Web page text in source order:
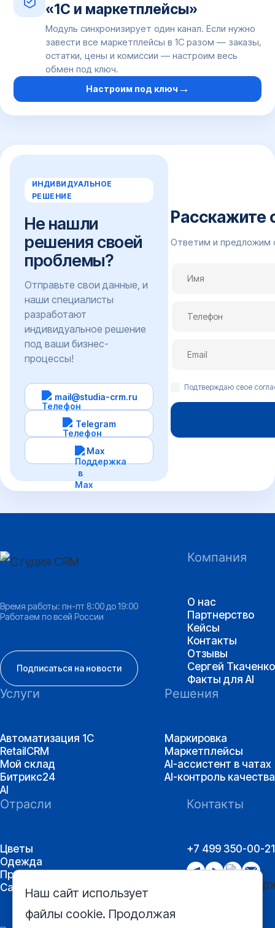
«1С и маркетплейсы»
Модуль синхронизирует один канал. Если нужно
завести все маркетплейсы в 1С разом — заказы,
остатки, цены и комиссии — настроим весь
обмен под ключ.
Настроим под ключ →
ИНДИВИДУАЛЬНОЕ
РЕШЕНИЕ
Не нашли
решения своей
проблемы?
Отправьте свои данные, и
наши специалисты
разработают
индивидуальное решение
под ваши бизнес-
процессы!
mail@studia-crm.ru
Telegram
Max
Расскажите
Ответим и предложим
Подтверждаю свое
Время работы: пн-пт 8:00 до 19:00
Работаем по всей России
Подписаться на новости
Компания
О нас
Партнерство
Кейсы
Контакты
Отзывы
Сергей Ткаченко
Факты для AI
Услуги
Автоматизация 1С
RetailCRM
Мой склад
Битрикс24
AI
Решения
Маркировка
Маркетплейсы
AI-ассистент в чатах
AI-контроль качества
Отрасли
Цветы
Одежда
Производство
Сантехника
Контакты
+7 499 350-00-21
Наш сайт использует
файлы cookie. Продолжая